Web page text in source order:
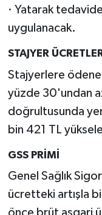
· Yatarak
uygulanacak.
STAJYER
Stajyerlere
yüzde 30'undan
doğrultusunda
bin 421 TL
GSS PRİMİ
Genel Sağlık
ücretteki artışla